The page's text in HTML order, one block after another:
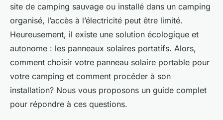
site de camping sauvage ou installé dans un camping
organisé, l’accès à l’électricité peut être limité.
Heureusement, il existe une solution écologique et
autonome : les panneaux solaires portatifs. Alors,
comment choisir votre panneau solaire portable pour
votre camping et comment procéder à son
installation? Nous vous proposons un guide complet
pour répondre à ces questions.